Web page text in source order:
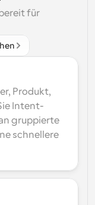
für
Produkt,
Intent-
gruppierte
schnellere